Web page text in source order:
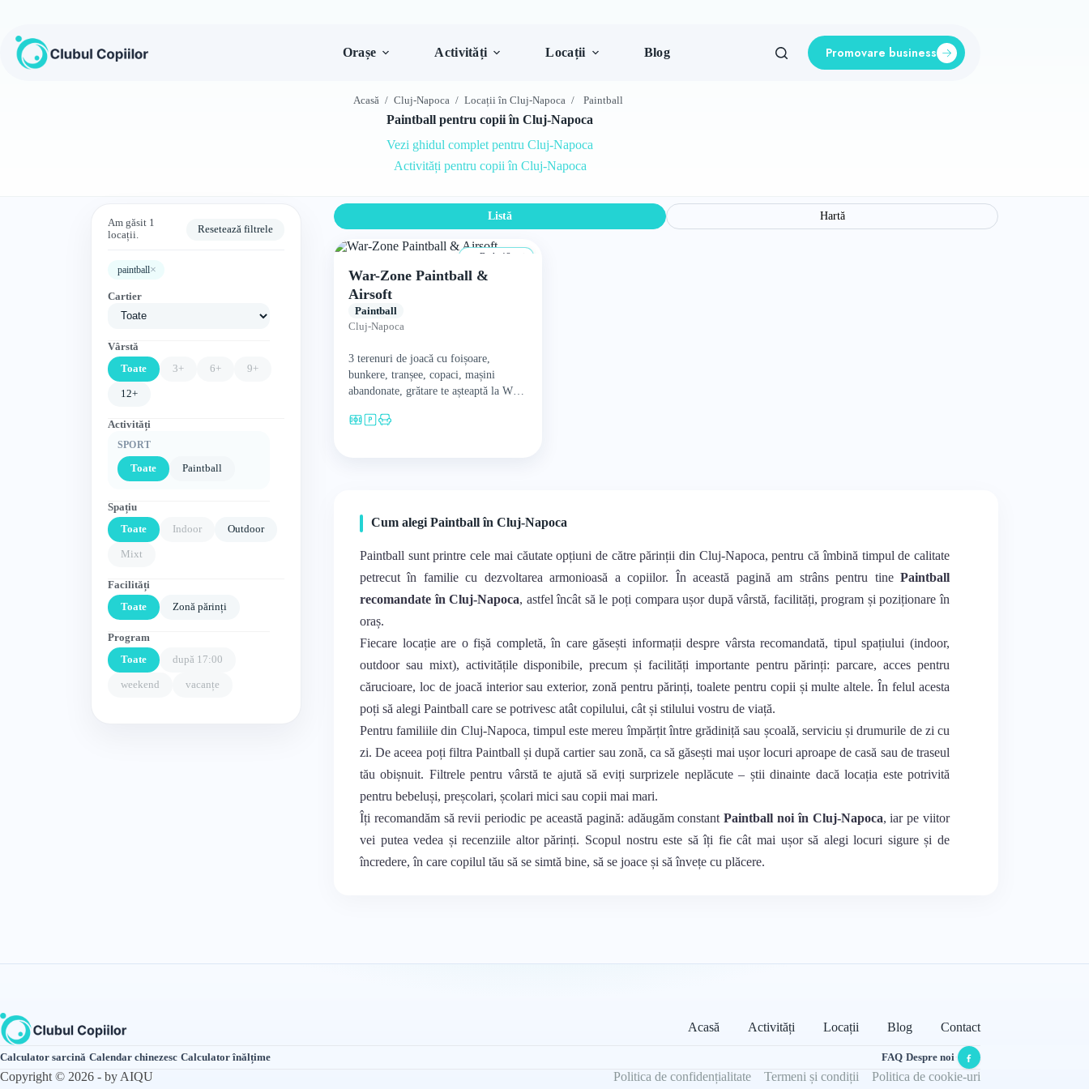
conținut
Orașe
Activități Locații Blog Promovare business
Acasă / Cluj-Napoca / Locații în Cluj-Napoca / Paintball
Paintball pentru copii în Cluj-Napoca
Vezi ghidul complet pentru Cluj-Napoca
Activități pentru copii în Cluj-Napoca
Am găsit 1
locații.
Resetează filtrele
paintball×
Cartier
Vârstă
Toate
3+ 6+ 9+
12+
Activități
SPORT
Toate Paintball
Spațiu
Toate
Indoor Outdoor
Mixt
Facilități
Toate
Zonă părinți
Program
Toate
după 17:00
weekend vacanțe
Listă Hartă
De la 12 ani
War-Zone Paintball &
Airsoft
Paintball
Cluj-Napoca
3 terenuri de joacă cu foișoare,
bunkere, tranșee, copaci, mașini
abandonate, grătare te așteaptă la War-
competitivitate. Paintball sau…
Cum alegi Paintball în Cluj-Napoca
Paintball sunt printre cele mai căutate opțiuni de către părinții din Cluj-Napoca, pentru că îmbină timpul de calitate
petrecut în familie cu dezvoltarea armonioasă a copiilor. În această pagină am strâns pentru tine Paintball
recomandate în Cluj-Napoca, astfel încât să le poți compara ușor după vârstă, facilități, program și poziționare în
oraș.
Fiecare locație are o fișă completă, în care găsești informații despre vârsta recomandată, tipul spațiului (indoor,
outdoor sau mixt), activitățile disponibile, precum și facilități importante pentru părinți: parcare, acces pentru
cărucioare, loc de joacă interior sau exterior, zonă pentru părinți, toalete pentru copii și multe altele. În felul acesta
poți să alegi Paintball care se potrivesc atât copilului, cât și stilului vostru de viață.
Pentru familiile din Cluj-Napoca, timpul este mereu împărțit între grădiniță sau școală, serviciu și drumurile de zi cu
zi. De aceea poți filtra Paintball și după cartier sau zonă, ca să găsești mai ușor locuri aproape de casă sau de traseul
tău obișnuit. Filtrele pentru vârstă te ajută să eviți surprizele neplăcute – știi dinainte dacă locația este potrivită
pentru bebeluși, preșcolari, școlari mici sau copii mai mari.
Îți recomandăm să revii periodic pe această pagină: adăugăm constantPaintball noi în Cluj-Napoca, iar pe viitor
vei putea vedea și recenziile altor părinți. Scopul nostru este să îți fie cât mai ușor să alegi locuri sigure și de
încredere, în care copilul tău să se simtă bine, să se joace și să învețe cu plăcere.
Acasă Activități Locații Blog Contact
Calculator sarcină·Calendar chinezesc·Calculator înălțime FAQ·Despre noi·
Copyright © 2026 - by AIQU Politica de confidențialitate Termeni și condiții Politica de cookie-uri